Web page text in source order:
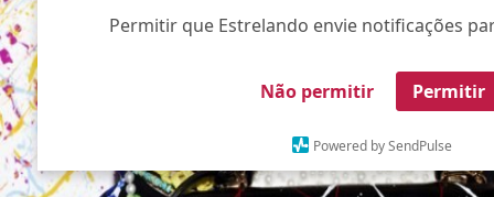
Permitir que Estrelando envie notificações
Não permitir Permitir
Powered by SendPulse